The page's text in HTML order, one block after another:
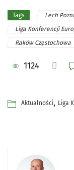
Tags Lech
Liga Konferencji
Raków Częstochowa
1124
Aktualności, Liga